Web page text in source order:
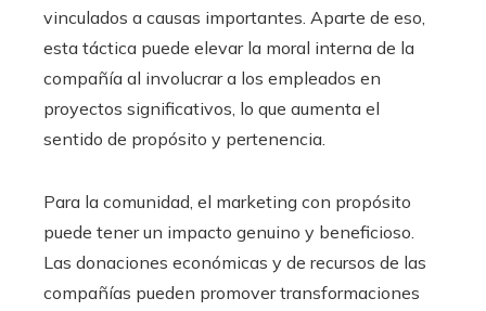
vinculados a causas importantes. Aparte de eso,
esta táctica puede elevar la moral interna de la
compañía al involucrar a los empleados en
proyectos significativos, lo que aumenta el
sentido de propósito y pertenencia.
Para la comunidad, el marketing con propósito
puede tener un impacto genuino y beneficioso.
Las donaciones económicas y de recursos de las
compañías pueden promover transformaciones